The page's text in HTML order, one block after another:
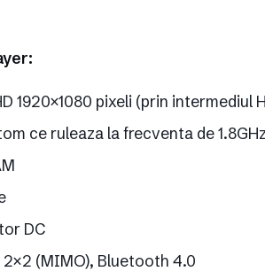
1920×1080 pixeli (prin intermediul
ce ruleaza la frecventa de 1.8GHz
DC
(MIMO), Bluetooth 4.0